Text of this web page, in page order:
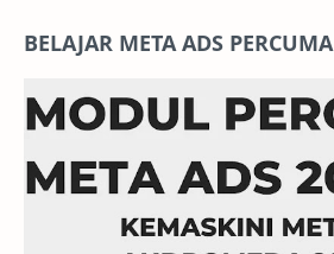
BELAJAR META ADS PERCUMA